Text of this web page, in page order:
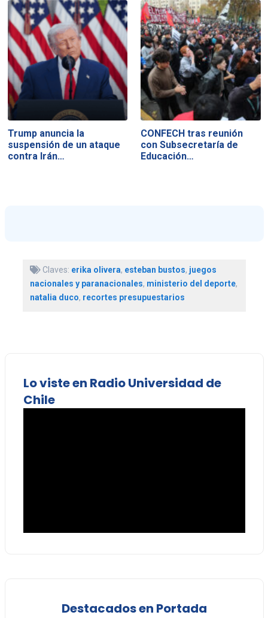
Trump anuncia la
suspensión de un ataque
contra Irán…
CONFECH tras reunión
con Subsecretaría de
Educación…
Claves: erika olivera, esteban bustos, juegos
nacionales y paranacionales, ministerio del deporte,
natalia duco, recortes presupuestarios
Lo viste en Radio Universidad de
Chile
Destacados en Portada